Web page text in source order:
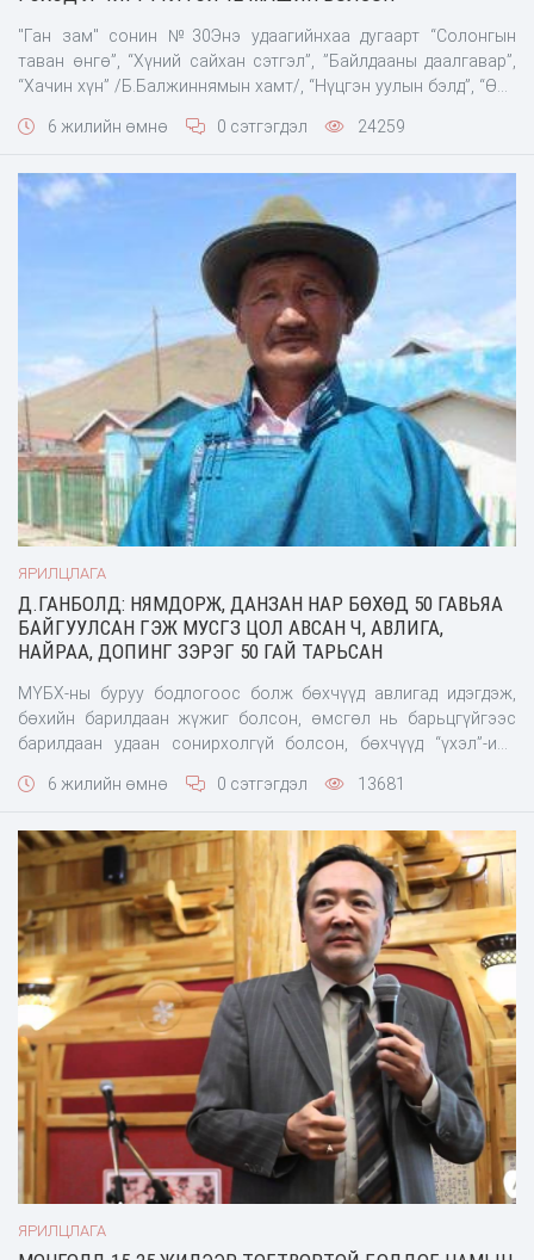
"Ган зам" сонин №30Энэ удаагийнхаа дугаарт “Солонгын
таван өнгө”, “Хүний сайхан сэтгэл”, ”Байлдааны даалгавар”,
“Хачин хүн” /Б.Балжиннямын хамт/, “Нүцгэн уулын бэлд”, “Өв”,
хатан”, &ldq
6 жилийн өмнө 0 сэтгэгдэл 24259
ЯРИЛЦЛАГА
Д.ГАНБОЛД: НЯМДОРЖ, ДАНЗАН НАР БӨХӨД 50 ГАВЬЯА
БАЙГУУЛСАН ГЭЖ МУСГЗ ЦОЛ АВСАН Ч, АВЛИГА,
НАЙРАА, ДОПИНГ ЗЭРЭГ 50 ГАЙ ТАРЬСАН
МҮБХ-ны буруу бодлогоос болж бөхчүүд авлигад идэгдэж,
бөхийн барилдаан жүжиг болсон, өмсгөл нь барьцгүйгээс
барилдаан удаан сонирхолгүй болсон, бөхчүүд “үхэл”-ийн
талаар бөх судлаач, сумын заан Д.Ганболдтой ярьж байна.
тэмцсэнийхээ “хариуд”
6 жилийн өмнө 0 сэтгэгдэл 13681
ЯРИЛЦЛАГА